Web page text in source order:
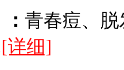
青春痘、
[详细]